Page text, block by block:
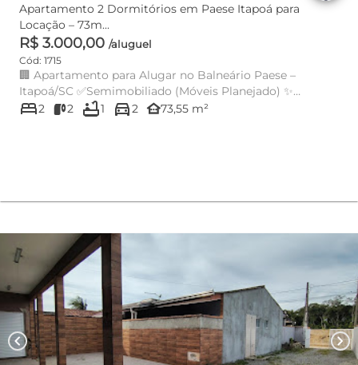
Apartamento 2 Dormitórios em Paese Itapoá para
Locação – 73m...
R$ 3.000,00 /aluguel
Cód: 1715
🏢 Apartamento para Alugar no Balneário Paese –
Itapoá/SC ✅Semimobiliado (Móveis Planejado) ✨
Características do imóv...
bed2 2 bathtub1 directions_car2 other_houses73,55 m²
chevron_left chevron_right